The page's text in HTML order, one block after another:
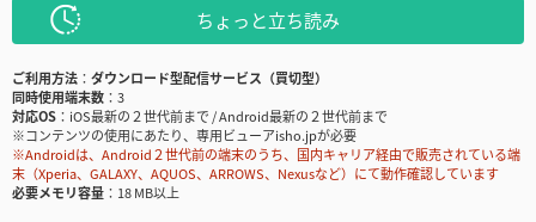
ちょっと立ち読み
ご利用方法
ダウンロード型配信サービス（買切型）
同時使用端末数
3
対応OS
iOS最新の２世代前まで / Android最新の２世代前まで
※コンテンツの使用にあたり、専用ビューアisho.jpが必要
※Androidは、Android２世代前の端末のうち、国内キャリア経由で販売されている端
末（Xperia、GALAXY、AQUOS、ARROWS、Nexusなど）にて動作確認しています
必要メモリ容量
18 MB以上